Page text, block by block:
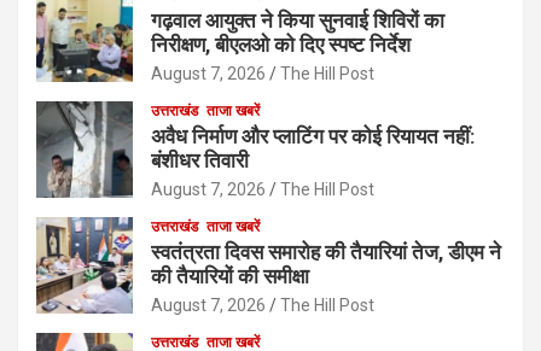
गढ़वाल आयुक्त ने किया सुनवाई शिविरों का
निरीक्षण, बीएलओ को दिए स्पष्ट निर्देश
August 7, 2026 The Hill Post
उत्तराखंड ताजा खबरें
अवैध निर्माण और प्लाटिंग पर कोई रियायत नहीं:
बंशीधर तिवारी
August 7, 2026 The Hill Post
उत्तराखंड ताजा खबरें
स्वतंत्रता दिवस समारोह की तैयारियां तेज, डीएम ने
की तैयारियों की समीक्षा
August 7, 2026 The Hill Post
उत्तराखंड ताजा खबरें